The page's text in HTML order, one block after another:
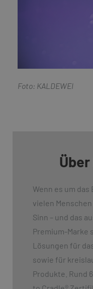
Foto: KALDEWEI
Über
Wenn es um
vielen
Sinn – und das
Premium-Marke
Lösungen für
sowie für
Produkte. Rund